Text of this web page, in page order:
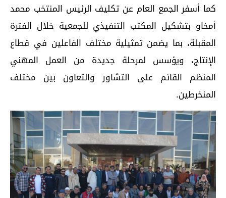
كما أسفر الجمع العام عن تكليف الرئيس المنتخب محمد
أمخاو بتشكيل المكتب التنفيذي للجمعية خلال الفترة
المقبلة، بما يضمن تمثيلية مختلف الفاعلين في قطاع
الإنتاج، ويؤسس لمرحلة جديدة من العمل المهني
المنظم القائم على التشاور والتعاون بين مختلف
المنخرطين.